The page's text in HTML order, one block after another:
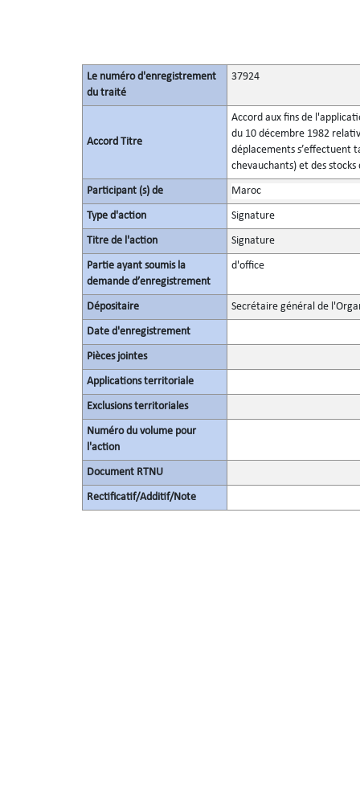
Le numéro d'enregistrement
du traité
37924
Accord Titre
Accord aux fins de
du 10 décembre 1982
déplacements s’effectuent
chevauchants) et des
Participant (s) de Maroc
Type d'action Signature
Titre de l'action Signature
Partie ayant soumis la
demande d’enregistrement
d'office
Dépositaire Secrétaire général de
Date d'enregistrement
Pièces jointes
Applications territoriale
Exclusions territoriales
Numéro du volume pour
l'action
Document RTNU
Rectificatif/Additif/Note